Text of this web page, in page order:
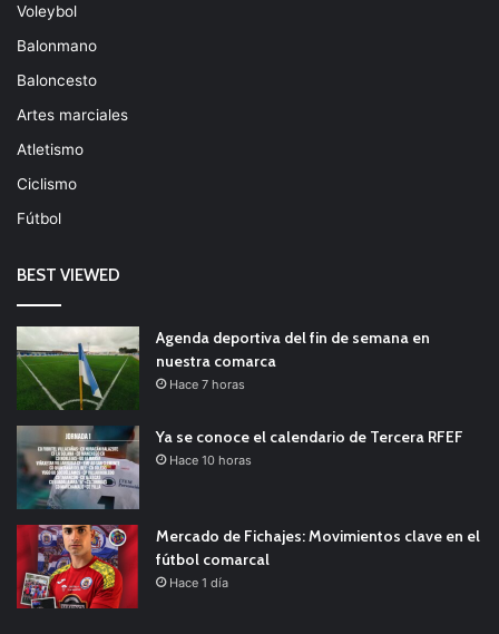
Voleybol
Balonmano
Baloncesto
Artes marciales
Atletismo
Ciclismo
Fútbol
BEST VIEWED
Agenda deportiva del fin de semana en
nuestra comarca
Hace 7 horas
Ya se conoce el calendario de Tercera RFEF
Hace 10 horas
Mercado de Fichajes: Movimientos clave en el
fútbol comarcal
Hace 1 día